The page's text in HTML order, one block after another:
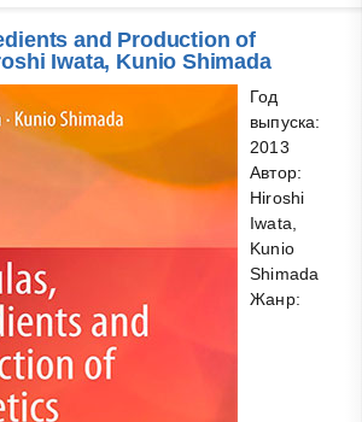
and Production of
Iwata, Kunio Shimada
Год
выпуска:
2013
Автор:
Hiroshi
Iwata,
Kunio
Shimada
Жанр: